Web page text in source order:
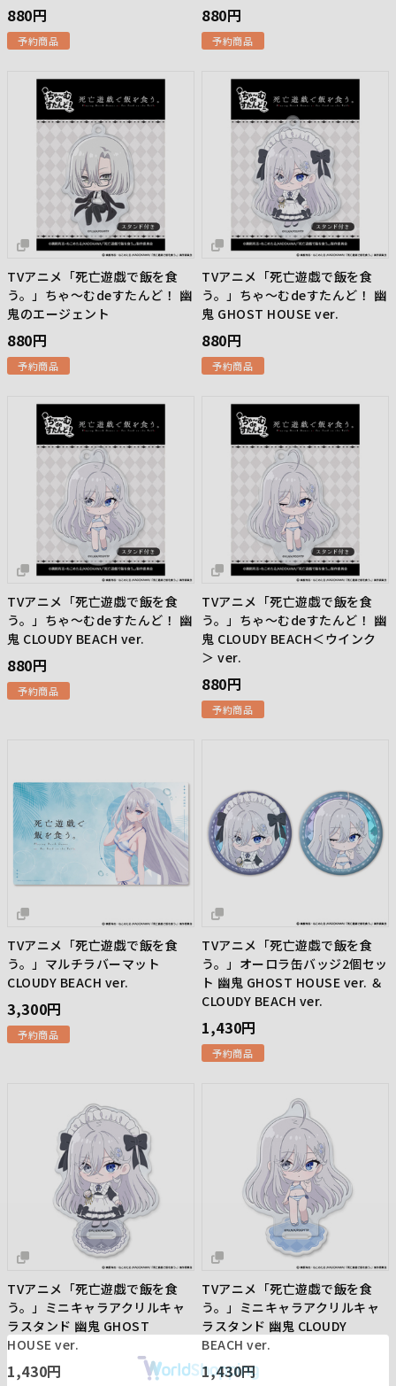
880円
予約商品
880円
予約商品
TVアニメ「死亡遊戯で飯を食
う。」ちゃ～むdeすたんど！ 幽
鬼のエージェント
880円
予約商品
TVアニメ「死亡遊戯で飯を食
う。」ちゃ～むdeすたんど！ 幽
鬼 GHOST HOUSE ver.
880円
予約商品
TVアニメ「死亡遊戯で飯を食
う。」ちゃ～むdeすたんど！ 幽
鬼 CLOUDY BEACH ver.
880円
予約商品
TVアニメ「死亡遊戯で飯を食
う。」ちゃ～むdeすたんど！ 幽
鬼 CLOUDY BEACH＜ウインク
＞ ver.
880円
予約商品
TVアニメ「死亡遊戯で飯を食
う。」マルチラバーマット
CLOUDY BEACH ver.
3,300円
予約商品
TVアニメ「死亡遊戯で飯を食
う。」オーロラ缶バッジ2個セッ
ト 幽鬼 GHOST HOUSE ver. ＆
CLOUDY BEACH ver.
1,430円
予約商品
TVアニメ「死亡遊戯で飯を食
う。」ミニキャラアクリルキャ
ラスタンド 幽鬼 GHOST
HOUSE ver.
1,430円
TVアニメ「死亡遊戯で飯を食
う。」ミニキャラアクリルキャ
ラスタンド 幽鬼 CLOUDY
BEACH ver.
1,430円